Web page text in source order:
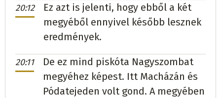
20:12
Ez azt is jelenti, hogy ebből a két
megyéből ennyivel később lesznek
eredmények.
20:11
De ez mind piskóta Nagyszombat
megyéhez képest. Itt Macházán és
Pódatejeden volt gond. A megyében